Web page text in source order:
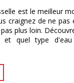
est le meilleur
craignez de ne pas
plus loin.
et quel type